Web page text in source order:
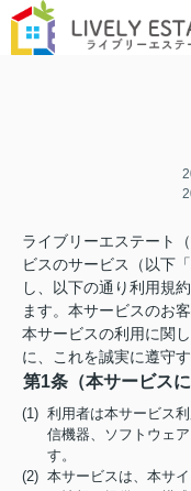
ライブリーエステート
ビスのサービス（以下
し、以下の通り利用規
ます。本サービスのお
本サービスの利用に関
に、これを誠実に遵守
第1条（本サービスに
(1) 利用者は本サービス
信機器、ソフトウェ
す。
(2) 本サービスは、本サ